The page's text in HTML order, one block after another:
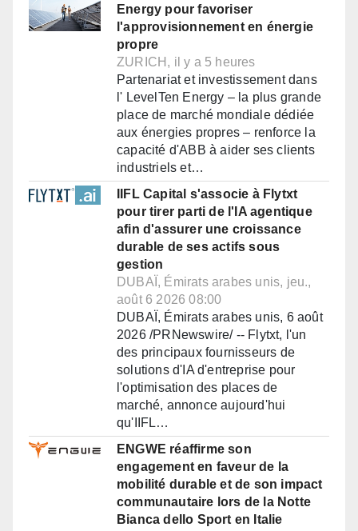
Energy pour favoriser
l'approvisionnement en énergie
propre
ZURICH, il y a 5 heures
Partenariat et investissement dans
l' LevelTen Energy – la plus grande
place de marché mondiale dédiée
aux énergies propres – renforce la
capacité d'ABB à aider ses clients
industriels et…
IIFL Capital s'associe à Flytxt
pour tirer parti de l'IA agentique
afin d'assurer une croissance
durable de ses actifs sous
gestion
DUBAÏ, Émirats arabes unis, jeu.,
août 6 2026 08:00
DUBAÏ, Émirats arabes unis, 6 août
2026 /PRNewswire/ -- Flytxt, l'un
des principaux fournisseurs de
solutions d'IA d'entreprise pour
l'optimisation des places de
marché, annonce aujourd'hui
qu'IIFL…
ENGWE réaffirme son
engagement en faveur de la
mobilité durable et de son impact
communautaire lors de la Notte
Bianca dello Sport en Italie